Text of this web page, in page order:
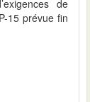
de
15 prévue fin